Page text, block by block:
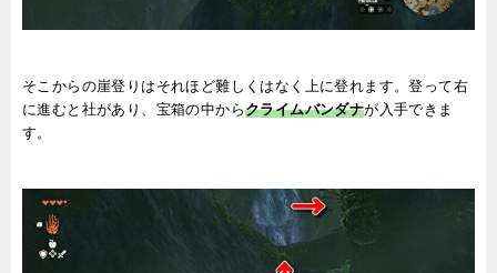
そこからの崖登りはそれほど難しくはなく上に登れます。登って右
に進むと社があり、宝箱の中からクライムバンダナが入手できま
す。